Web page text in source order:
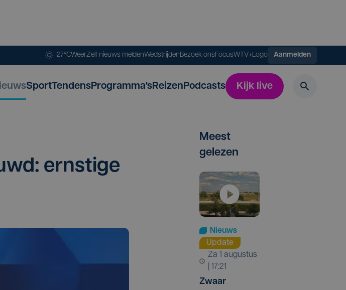
27°CWeerZelf nieuws meldenWedstrijdenBezoek onsFocusWTV+Logo Aanmelden
SportTendensProgramma'sReizenPodcasts Kijk live
ern­sti­ge
Meest
gelezen
Nieuws
Update
za 1 augustus
| 17:21
Zwaar